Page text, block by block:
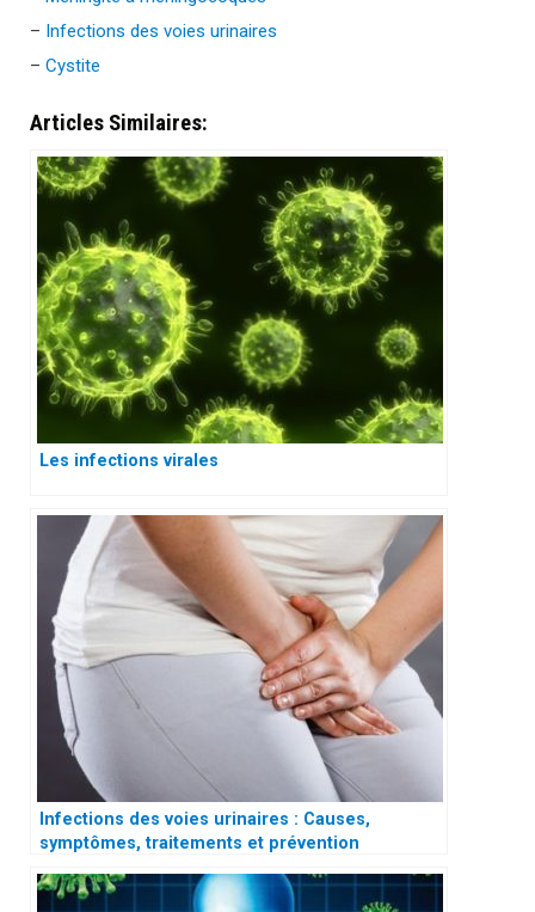
– Infections des voies urinaires
– Cystite
Articles Similaires:
Les infections virales
Infections des voies urinaires : Causes,
symptômes, traitements et prévention